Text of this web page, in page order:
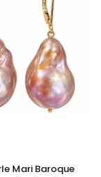
Mari Baroque